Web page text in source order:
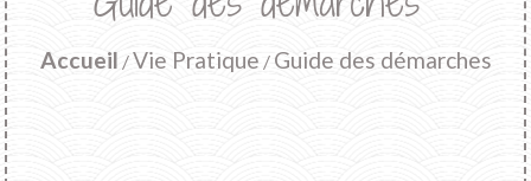
Accueil /Vie Pratique / Guide des démarches